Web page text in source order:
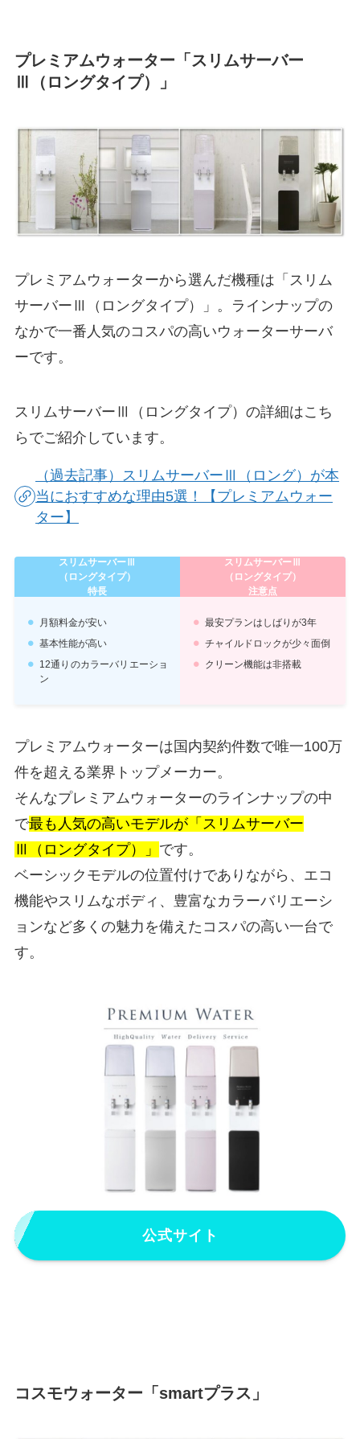
プレミアムウォーター「スリムサーバー
Ⅲ（ロングタイプ）」
プレミアムウォーターから選んだ機種は「スリム
サーバーⅢ（ロングタイプ）」。ラインナップの
なかで一番人気のコスパの高いウォーターサーバ
ーです。
スリムサーバーⅢ（ロングタイプ）の詳細はこち
らでご紹介しています。
（過去記事）スリムサーバーⅢ（ロング）が本
当におすすめな理由5選！【プレミアムウォー
ター】
スリムサーバーⅢ
（ロングタイプ）
特長
スリムサーバーⅢ
（ロングタイプ）
注意点
月額料金が安い
基本性能が高い
12通りのカラーバリエーショ
ン
最安プランはしばりが3年
チャイルドロックが少々面倒
クリーン機能は非搭載
プレミアムウォーターは国内契約件数で唯一100万
件を超える業界トップメーカー。
そんなプレミアムウォーターのラインナップの中
で最も人気の高いモデルが「スリムサーバー
Ⅲ（ロングタイプ）」 です。
ベーシックモデルの位置付けでありながら、エコ
機能やスリムなボディ、豊富なカラーバリエーシ
ョンなど多くの魅力を備えたコスパの高い一台で
す。
公式サイト
コスモウォーター「smartプラス」